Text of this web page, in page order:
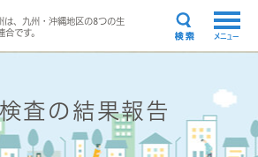
は、九州・沖縄地区の8つの生
合です。
メニュー
査の結果報告